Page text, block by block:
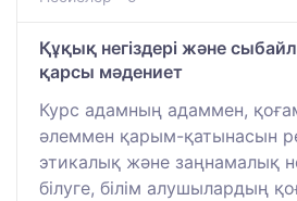
Құқық негіздері және
қарсы мәдениет
Курс адамның адаммен,
әлеммен қарым-қатынасын
этикалық және заңнамалық
білуге, білім алушылардың